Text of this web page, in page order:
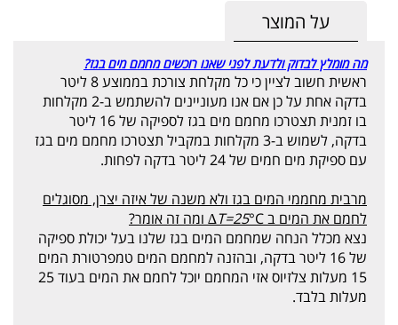
על המוצר
מה מומלץ לבדוק ולדעת לפני שאנו רוכשים מחמם מים בגז?
ראשית חשוב לציין כי כל מקלחת צורכת בממוצע 8 ליטר
בדקה אחת על כן אם אנו מעוניינים להשתמש ב-2 מקלחות
בו זמנית תצטרכו מחמם מים בגז לספיקה של 16 ליטר
בדקה, לשמוש ב-3 מקלחות במקביל תצטרכו מחמם מים בגז
עם ספיקת מים חמים של 24 ליטר בדקה לפחות.
מרבית מחממי המים בגז ולא משנה של איזה יצרן, מסוגלים
לחמם את המים ב
T=25°C∆ ומה זה אומר?
נצא מכלל הנחה שמחמם המים בגז שלנו בעל יכולת ספיקה
של 16 ליטר בדקה, ובהזנה למחמם המים טמפרטורת המים
15 מעלות צלזיוס אזי המחמם יוכל לחמם את המים בעוד 25
מעלות בלבד.